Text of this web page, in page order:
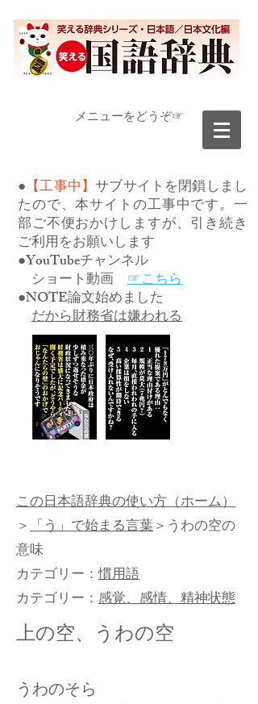
​メニューをどうぞ☞
● 【工事中】サブサイトを閉鎖しまし
たので、本サイトの工事中です。一
部ご不便おかけしますが、引き続き
ご利用をお願いします
●YouTubeチャンネル
ショート動画 ☞こちら
●NOTE論文始めました
だから財務省は嫌われる
この日本語辞典の使い方（ホーム）
＞「う」で始まる言葉＞うわの空の
意味
カテゴリー：慣用語
カテゴリー： 感覚、感情、精神状態
上の空、うわの空
うわのそら